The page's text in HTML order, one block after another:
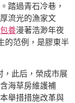
踏過青石冷巷，
流光的漁家文
包養漫著浩渺年夜
的范例，是膠東半
，此后，榮成市展
海草房維護補
舉措措施改革與